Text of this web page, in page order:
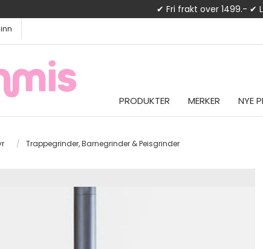
✔ Fri frakt over 1499.- ✔
PRODUKTER MERKER NYE
/ Trappegrinder, Barnegrinder & Peisgrinder